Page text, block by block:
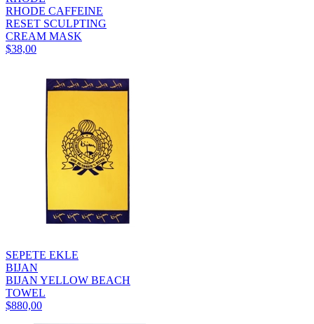
RHODE CAFFEINE
RESET SCULPTING
CREAM MASK
$38,00
SEPETE EKLE
BIJAN
BIJAN YELLOW BEACH
TOWEL
$880,00